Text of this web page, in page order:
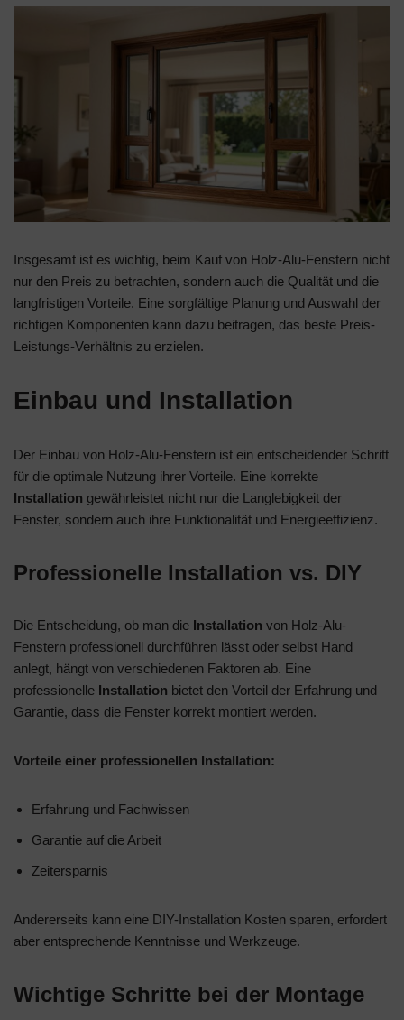
Insgesamt ist es wichtig, beim Kauf von Holz-Alu-Fenstern nicht
nur den Preis zu betrachten, sondern auch die Qualität und die
langfristigen Vorteile. Eine sorgfältige Planung und Auswahl der
richtigen Komponenten kann dazu beitragen, das beste Preis-
Leistungs-Verhältnis zu erzielen.
Einbau und Installation
Der Einbau von Holz-Alu-Fenstern ist ein entscheidender Schritt
für die optimale Nutzung ihrer Vorteile. Eine korrekte
Installation gewährleistet nicht nur die Langlebigkeit der
Fenster, sondern auch ihre Funktionalität und Energieeffizienz.
Professionelle Installation vs. DIY
Die Entscheidung, ob man die Installation von Holz-Alu-
Fenstern professionell durchführen lässt oder selbst Hand
anlegt, hängt von verschiedenen Faktoren ab. Eine
professionelle Installation bietet den Vorteil der Erfahrung und
Garantie, dass die Fenster korrekt montiert werden.
Vorteile einer professionellen Installation:
Erfahrung und Fachwissen
Garantie auf die Arbeit
Zeitersparnis
Andererseits kann eine DIY-Installation Kosten sparen, erfordert
aber entsprechende Kenntnisse und Werkzeuge.
Wichtige Schritte bei der Montage